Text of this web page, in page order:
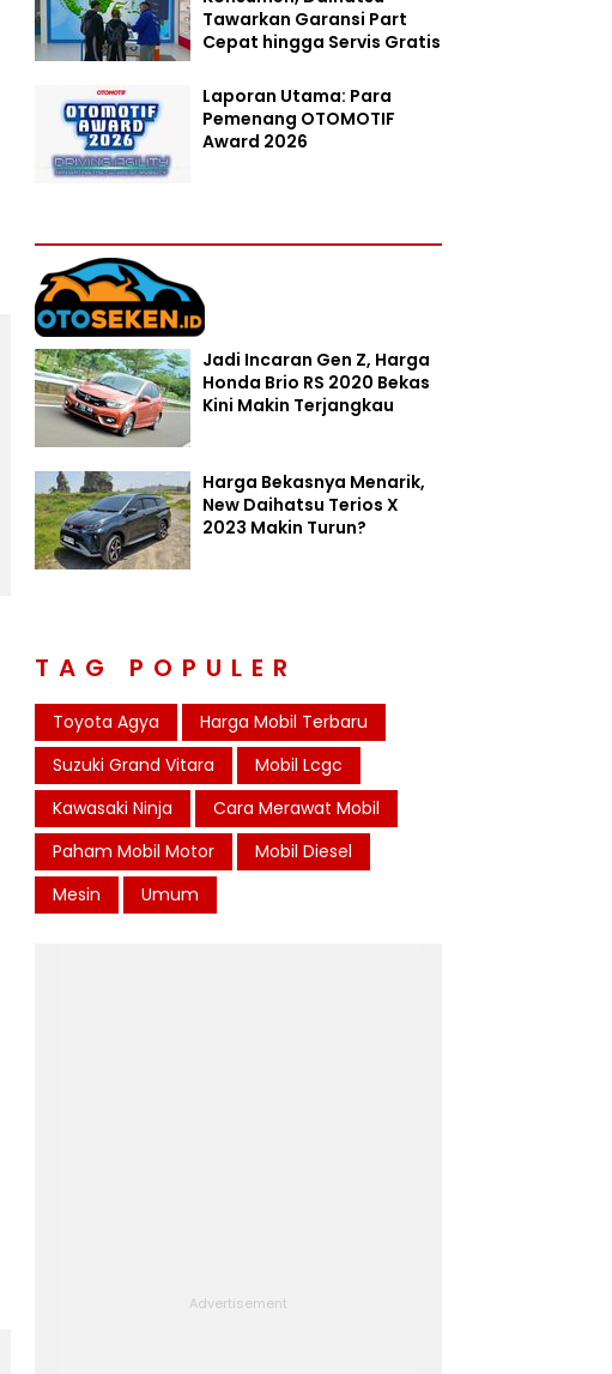
Tawarkan Garansi Part
Cepat hingga Servis Gratis
Laporan Utama: Para
Pemenang OTOMOTIF
Award 2026
Jadi Incaran Gen Z, Harga
Honda Brio RS 2020 Bekas
Kini Makin Terjangkau
Harga Bekasnya Menarik,
New Daihatsu Terios X
2023 Makin Turun?
TAG POPULER
Toyota Agya
Harga Mobil Terbaru
Suzuki Grand Vitara
Mobil Lcgc
Kawasaki Ninja
Cara Merawat Mobil
Paham Mobil Motor
Mobil Diesel
Mesin
Umum